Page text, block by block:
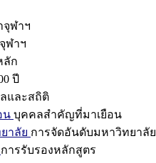
จุฬาฯ
ฬาฯ
ลัก
ปี
และสถิติ
น บุคคลสำคัญที่มาเยือน
าลัย การจัดอันดับมหาวิทยาลัย
การรับรองหลักสูตร